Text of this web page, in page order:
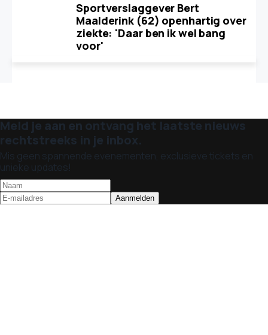
Sportverslaggever Bert
Maalderink (62) openhartig over
ziekte: 'Daar ben ik wel bang
voor'
Meld je aan en ontvang het laatste nieuws
rechtstreeks in je inbox.
Mis geen spannende evenementen, exclusieve tickets en
unieke updates!